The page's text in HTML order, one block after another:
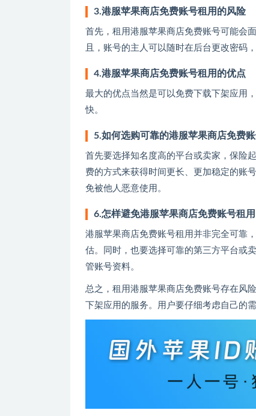
3.港服苹果商店免费账号租用的风险
首先，租用港服苹果商店免费账号可能会
且，账号的主人可以随时在后台更改密码
4.港服苹果商店免费账号租用的优点
最大的优点当然是可以免费下载下架应用
快。
5.如何选购可靠的港服苹果商店免费
首先要选择知名度高的平台或卖家，保险
费的方式来获得时间更长、更加稳定的账
免被他人恶意使用。
6.怎样避免港服苹果商店免费账号租
港服苹果商店免费账号租用并非完全可靠
估。同时，也要选择可靠的第三方平台或
管账号资料。
总之，租用港服苹果商店免费账号存在风
下架应用的服务。用户要仔细考虑自己的